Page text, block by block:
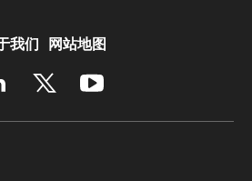
我们 网站地图